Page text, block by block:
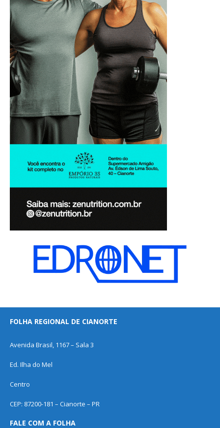
FOLHA REGIONAL DE CIANORTE
Avenida Brasil, 1167 – Sala 3
Ed. Ilha do Mel
Centro
CEP: 87200-181 – Cianorte – PR
FALE COM A FOLHA